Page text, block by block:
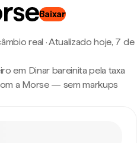
Baixar
real ·Atualizado hoje, 7 de
em Dinar bareinita pela taxa
a Morse — sem markups